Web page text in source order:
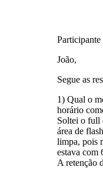
Participante
João,
Segue as
1) Qual o
horário
Soltei o full
área de
limpa, pois
estava com
A retenção